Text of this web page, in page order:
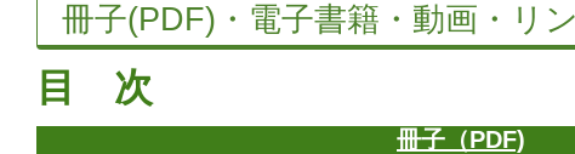
冊子(PDF)・電子書籍・動画・リ
目 次
冊子（PDF)